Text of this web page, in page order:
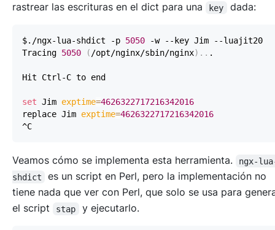
rastrear las escrituras en el dict para una
key dada:
$./ngx-lua-shdict -p 5050
Tracing 5050 (/opt/nginx/sbin/nginx) ..
set Jim exptime=4626322717216342016
replace Jim exptime=4626322717216342016
Veamos cómo se implementa esta herramienta.
ngx-
shdict
es un script en Perl, pero la implementación no
tiene nada que ver con Perl, que solo se usa para
el script
stap y ejecutarlo.